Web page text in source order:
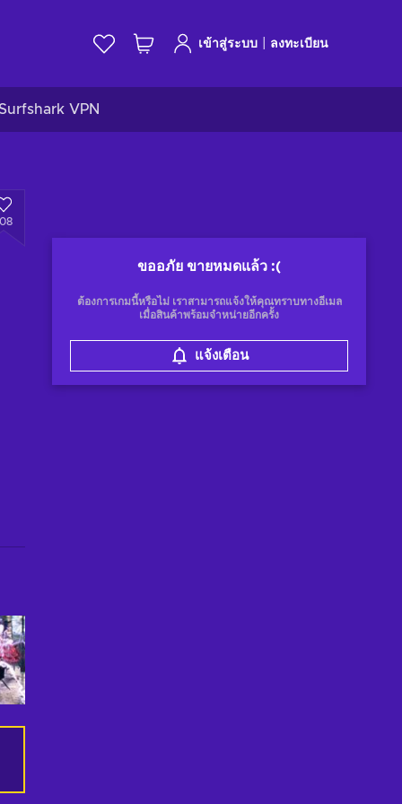
เข้าสู่ระบบ ลงทะเบียน
VPN
ขออภัย ขายหมดแล้ว :(
ต้องการเกมนี้หรือไม่ เราสามารถแจ้งให้คุณทราบทางอีเมล
เมื่อสินค้าพร้อมจำหน่ายอีกครั้ง
แจ้งเตือน